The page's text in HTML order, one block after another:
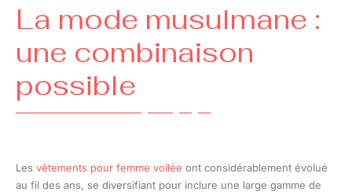
La mode musulmane :
une combinaison
possible
Les vêtements pour femme voilée ont considérablement évolué
au fil des ans, se diversifiant pour inclure une large gamme de